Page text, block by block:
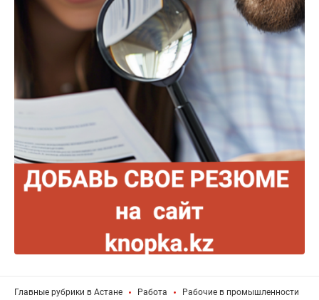
Главные рубрики в Астане Работа Рабочие в промышленности